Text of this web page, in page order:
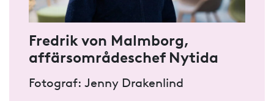
Fredrik von Malmborg,
affärsområdeschef Nytida
Fotograf: Jenny Drakenlind